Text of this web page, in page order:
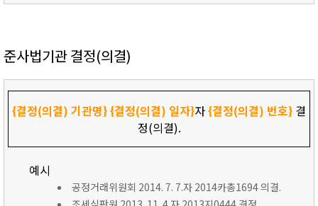
준사법기관 결정(의결)
{결정(의결) 기관명}{결정(의결) 일자}자{결정(의결) 번호} 결
정(의결).
예시
공정거래위원회 2014. 7. 7.자 2014카총1694 의결.